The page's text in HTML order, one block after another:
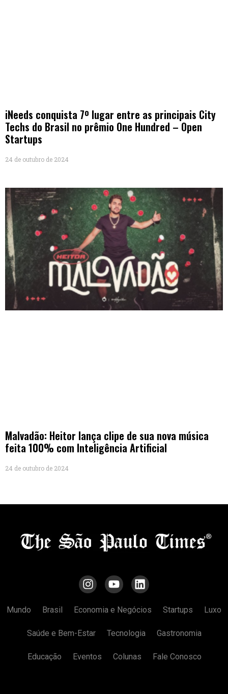
iNeeds conquista 7º lugar entre as principais City
Techs do Brasil no prêmio One Hundred – Open
Startups
24 de outubro de 2024
Malvadão: Heitor lança clipe de sua nova música
feita 100% com Inteligência Artificial
24 de outubro de 2024
Mundo Brasil Economia e Negócios Startups Luxo
Saúde e Bem-Estar Tecnologia Gastronomia
Educação Eventos Colunas Fale Conosco